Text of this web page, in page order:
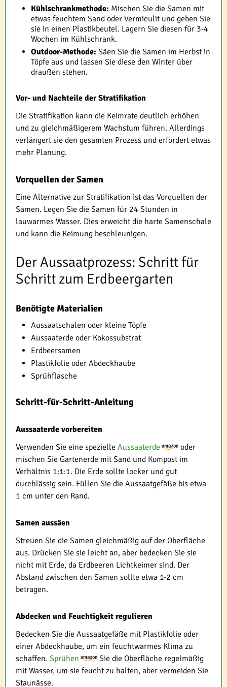
Kühlschrankmethode: Mischen Sie die Samen mit
etwas feuchtem Sand oder Vermiculit und geben Sie
sie in einen Plastikbeutel. Lagern Sie diesen für 3-4
Wochen im Kühlschrank.
Outdoor-Methode: Säen Sie die Samen im Herbst in
Töpfe aus und lassen Sie diese den Winter über
draußen stehen.
Vor- und Nachteile der Stratifikation
Die Stratifikation kann die Keimrate deutlich erhöhen
und zu gleichmäßigerem Wachstum führen. Allerdings
verlängert sie den gesamten Prozess und erfordert etwas
mehr Planung.
Vorquellen der Samen
Eine Alternative zur Stratifikation ist das Vorquellen der
Samen. Legen Sie die Samen für 24 Stunden in
lauwarmes Wasser. Dies erweicht die harte Samenschale
und kann die Keimung beschleunigen.
Der Aussaatprozess: Schritt für
Schritt zum Erdbeergarten
Benötigte Materialien
Aussaatschalen oder kleine Töpfe
Aussaaterde oder Kokossubstrat
Erdbeersamen
Plastikfolie oder Abdeckhaube
Sprühflasche
Schritt-für-Schritt-Anleitung
Aussaaterde vorbereiten
Verwenden Sie eine spezielle Aussaaterde
oder
mischen Sie Gartenerde mit Sand und Kompost im
Verhältnis 1:1:1. Die Erde sollte locker und gut
durchlässig sein. Füllen Sie die Aussaatgefäße bis etwa
1 cm unter den Rand.
Samen aussäen
Streuen Sie die Samen gleichmäßig auf der Oberfläche
aus. Drücken Sie sie leicht an, aber bedecken Sie sie
nicht mit Erde, da Erdbeeren Lichtkeimer sind. Der
Abstand zwischen den Samen sollte etwa 1-2 cm
betragen.
Abdecken und Feuchtigkeit regulieren
Bedecken Sie die Aussaatgefäße mit Plastikfolie oder
einer Abdeckhaube, um ein feuchtwarmes Klima zu
schaffen. Sprühen
Sie die Oberfläche regelmäßig
mit Wasser, um sie feucht zu halten, aber vermeiden Sie
Staunässe.